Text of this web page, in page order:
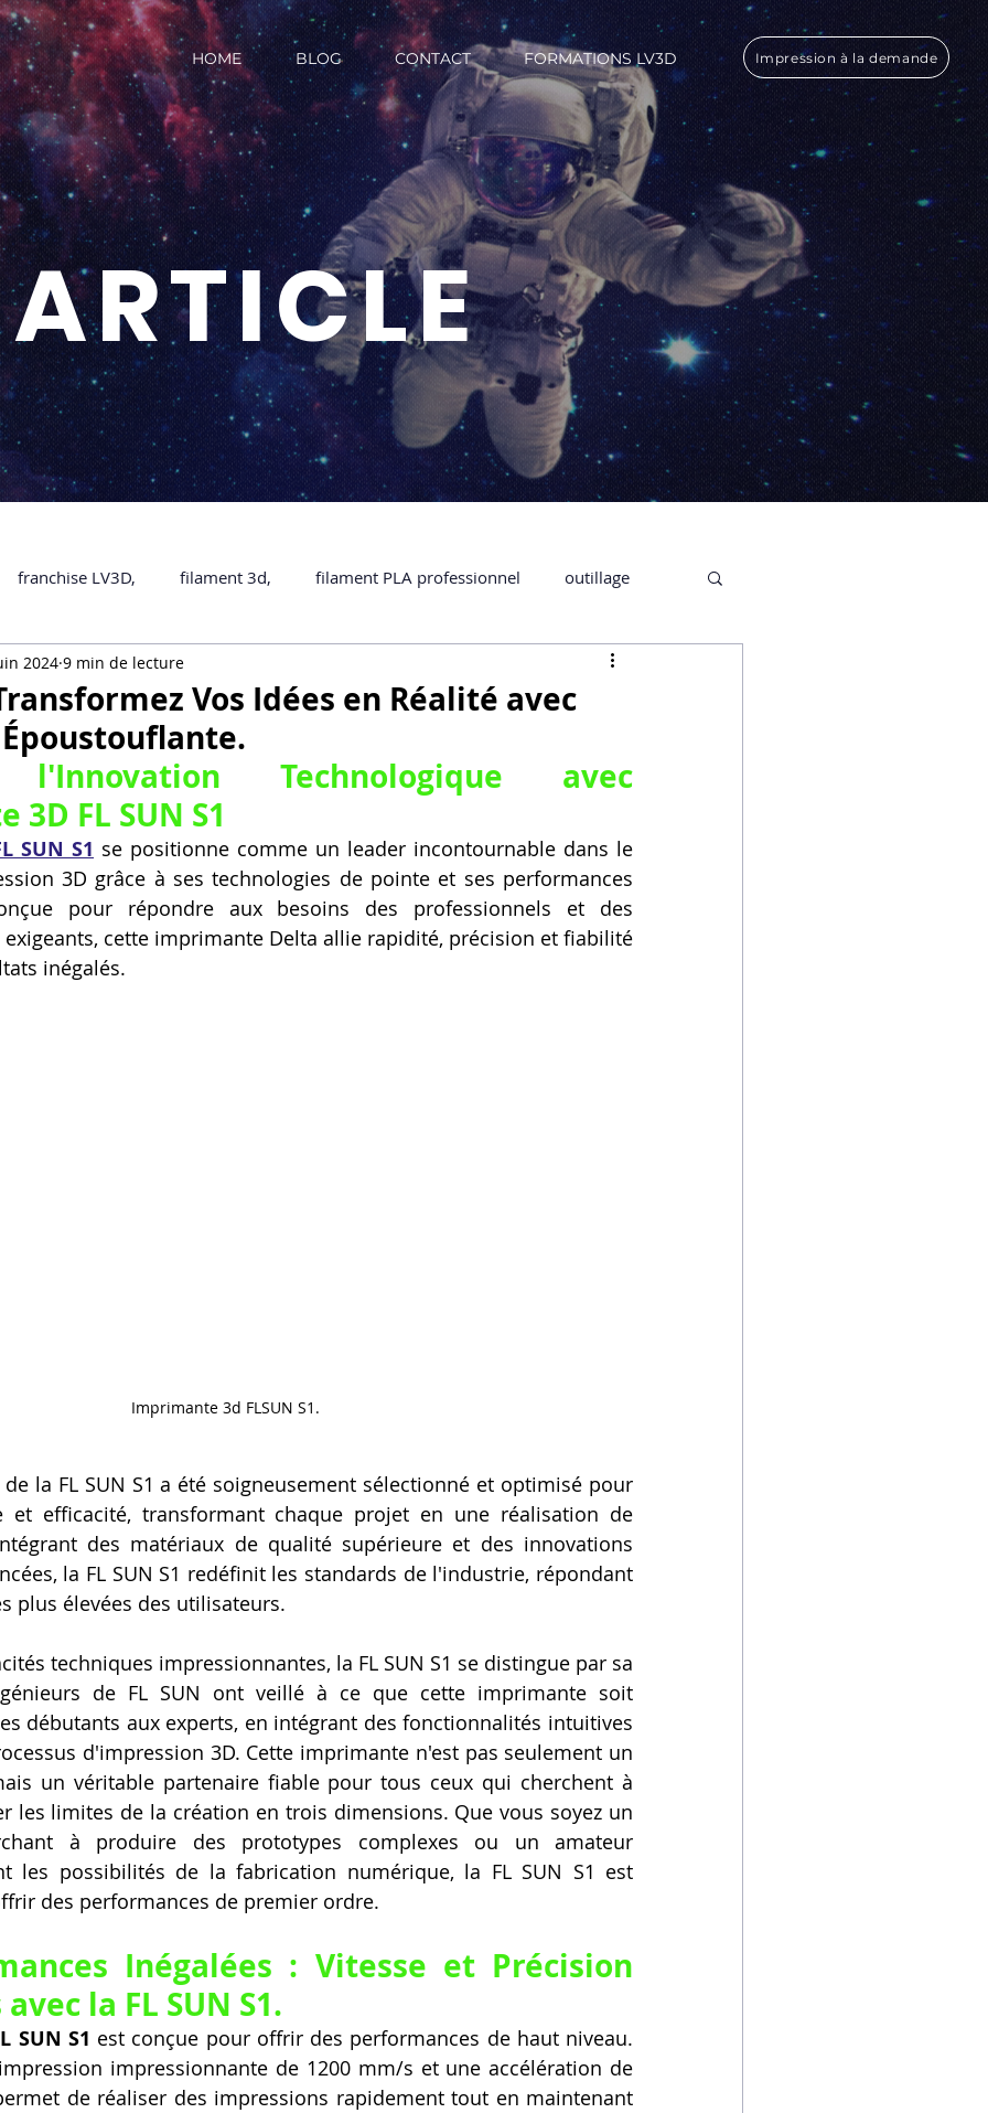
HOME BLOG CONTACT FORMATIONS LV3D Impression à la demande
ARTICLE
franchise LV3D, filament 3d, filament PLA professionnel outillage
Accessoires imprimante 3D professionelle
Formation impression 3D
piece en 3D Formation 3D en ligne. Formation 3D CPF CREALITY,
Pro Filament PLA Service administratif en ligne Secrétaire en Ligne
Vos Idées en Réalité avec
2024 9 min de lecture
l'Innovation Technologique avec
FL SUN S1
SUN S1 se positionne comme un leader incontournable dans le
3D grâce à ses technologies de pointe et ses performances
pour répondre aux besoins des professionnels et des
cette imprimante Delta allie rapidité, précision et fiabilité
inégalés.
Imprimante 3d FLSUN S1.
la FL SUN S1 a été soigneusement sélectionné et optimisé pour
et efficacité, transformant chaque projet en une réalisation de
des matériaux de qualité supérieure et des innovations
la FL SUN S1 redéfinit les standards de l'industrie, répondant
plus élevées des utilisateurs.
techniques impressionnantes, la FL SUN S1 se distingue par sa
de FL SUN ont veillé à ce que cette imprimante soit
débutants aux experts, en intégrant des fonctionnalités intuitives
d'impression 3D. Cette imprimante n'est pas seulement un
un véritable partenaire fiable pour tous ceux qui cherchent à
les limites de la création en trois dimensions. Que vous soyez un
à produire des prototypes complexes ou un amateur
les possibilités de la fabrication numérique, la FL SUN S1 est
des performances de premier ordre.
Inégalées : Vitesse et Précision
la FL SUN S1.
SUN S1 est conçue pour offrir des performances de haut niveau.
impressionnante de 1200 mm/s et une accélération de
de réaliser des impressions rapidement tout en maintenant